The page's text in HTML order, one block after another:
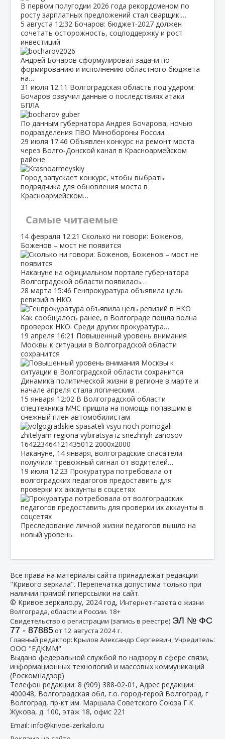
В первом полугодии 2026 года рекордсменом по
росту зарплатных предложений стал сварщик:…
5 августа 12:32 Бочаров: бюджет‑2027 должен
сочетать осторожность, соцподдержку и рост
инвестиций
Андрей Бочаров сформулировал задачи по
формированию и исполнению областного бюджета
на…
31 июля 12:11 Волгоградская область под ударом:
Бочаров озвучил данные о последствиях атаки
БПЛА
По данным губернатора Андрея Бочарова, ночью
подразделения ПВО Минобороны России…
29 июля 17:46 Объявлен конкурс на ремонт моста
через Волго‑Донской канал в Красноармейском
районе
Город запускает конкурс, чтобы выбрать
подрядчика для обновления моста в
Красноармейском…
Самые читаемые
14 февраля 12:21 Сколько ни говори: Боженов,
Боженов – мост не появится
Накануне на официальном портале губернатора
Волгоградской области появилась…
28 марта 15:46 Генпрокуратура объявила цель
ревизий в НКО
Как сообщалось ранее, в Волгограде пошла волна
проверок НКО. Среди других прокуратура…
19 апреля 16:21 Повышенный уровень внимания
Москвы к ситуации в Волгоградской области
сохранится
Динамика политической жизни в регионе в марте и
начале апреля стала логическим…
15 января 12:02 В Волгоградской области
спецтехника МЧС пришла на помощь попавшим в
снежный плен автомобилистам
Накануне, 14 января, волгоградские спасатели
получили тревожный сигнал от водителей…
19 июля 12:23 Прокуратура потребовала от
волгоградских педагогов предоставить для
проверки их аккаунты в соцсетях
Преследование личной жизни педагогов вышло на
новый уровень.
Все права на материалы сайта принадлежат редакции
"Кривого зеркала". Перепечатка допустима только при
наличии прямой гиперссылки на сайт.
© Кривое зеркало.ру, 2024 год, Интернет-газета о жизни
Волгограда, области и России. 18+
Свидетельство о регистрации (запись в реестре) ЭЛ № ФС
77 - 87885от 12 августа 2024 г.
Главный редактор: Крылов Александр Сергеевич, Учредитель:
ООО "ЕДКММ"
Выдано федеральной службой по надзору в сфере связи,
информационных технологий и массовых коммуникаций
(Роскомнадзор)
Телефон редакции: 8 (909) 388-02-01 , Адрес редакции:
400048, Волгоградская обл, г.о. город-герой Волгоград, г
Волгоград, пр-кт им. Маршала Советского Союза Г.К.
Жукова, д. 100, этаж 18, офис 221
Email: info@krivoe-zerkalo.ru